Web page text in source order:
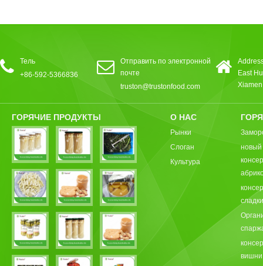
Тель
+86-592-5366836
Отправить по электронной
почте
truston@trustonfood.com
East
ГОРЯЧИЕ ПРОДУКТЫ О НАС
Рынки
Слоган
Культура
новый
вишни